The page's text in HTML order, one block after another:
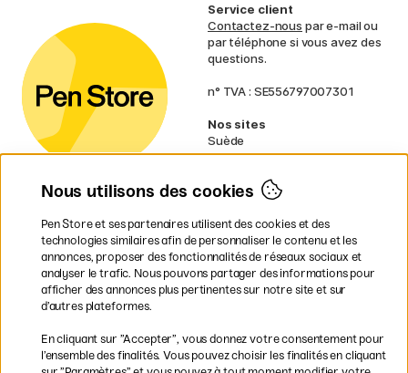
Service client
Contactez-nous par e-mail ou
par téléphone si vous avez des
questions.
n° TVA : SE556797007301
Nos sites
Suède
Norvège
Finlande
Irlande
Pays-Bas
Royaume-Uni
UE
volumineux.
Nous utilisons des cookies
Pen Store et ses partenaires utilisent des cookies et des
technologies similaires afin de personnaliser le contenu et les
annonces, proposer des fonctionnalités de réseaux sociaux et
analyser le trafic. Nous pouvons partager des informations pour
afficher des annonces plus pertinentes sur notre site et sur
d’autres plateformes.
En cliquant sur ”Accepter”, vous donnez votre consentement pour
l’ensemble des finalités. Vous pouvez choisir les finalités en cliquant